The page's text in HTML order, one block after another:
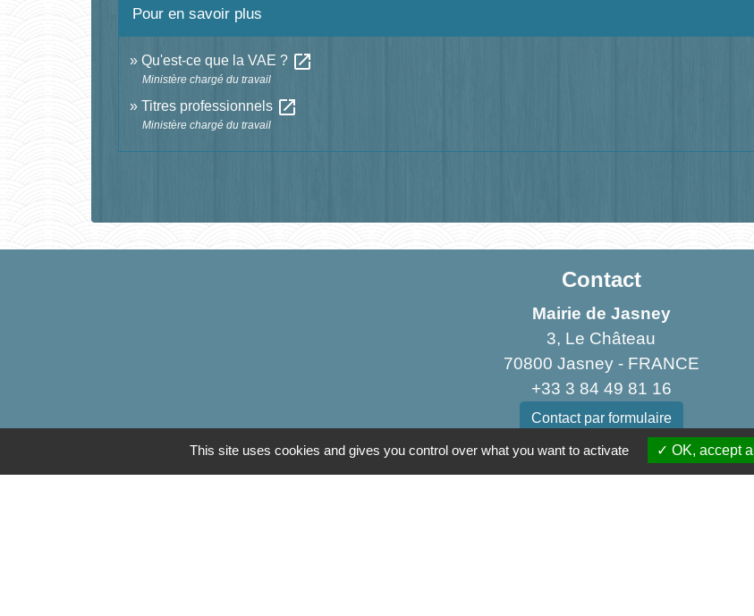
Pour en savoir plus
Qu'est-ce que la VAE ? open_in_new
Ministère chargé du travail
Titres professionnels open_in_new
Ministère chargé du travail
Contact
Mairie de Jasney
3, Le Château
70800 Jasney - FRANCE
+33 3 84 49 81 16
Contact par formulaire
This site uses cookies and gives you control over what you want to activate OK, accept all